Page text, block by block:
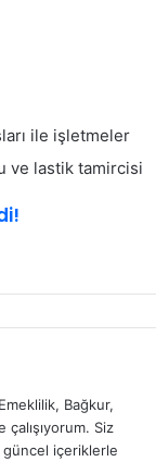
ile işletmeler
ve lastik tamircisi
Bağkur,
Siz
güncel içeriklerle